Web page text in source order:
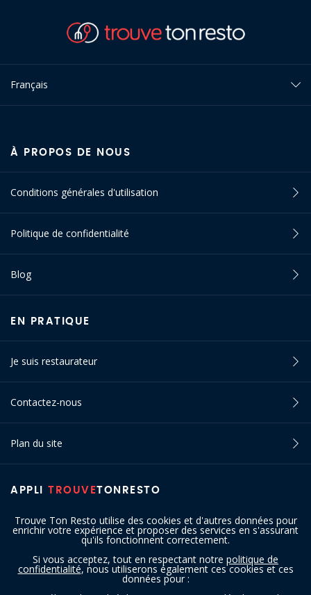
Trouve Ton Resto utilise des cookies et d'autres données pour
enrichir votre expérience et proposer des services en s'assurant
qu'ils fonctionnent correctement.
Si vous acceptez, tout en respectant notre politique de
confidentialité, nous utiliserons également ces cookies et ces
données pour :
Français
APPLI TROUVETONRESTO
À PROPOS DE NOUS
Conditions générales d'utilisation
Politique de confidentialité
Blog
EN PRATIQUE
Je suis restaurateur
Contactez-nous
Plan du site
SUIVEZ-NOUS